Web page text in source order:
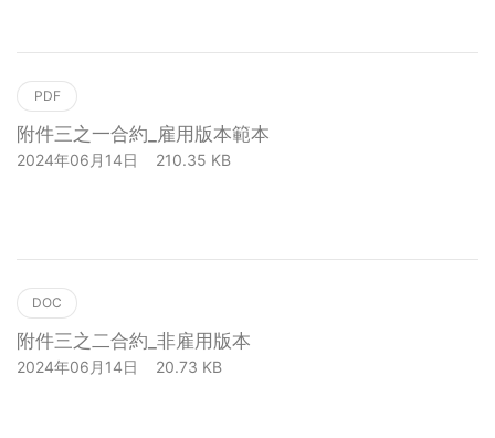
PDF
附件三之一合約_雇用版本範本
2024年06月14日 210.35 KB
DOC
附件三之二合約_非雇用版本
2024年06月14日 20.73 KB